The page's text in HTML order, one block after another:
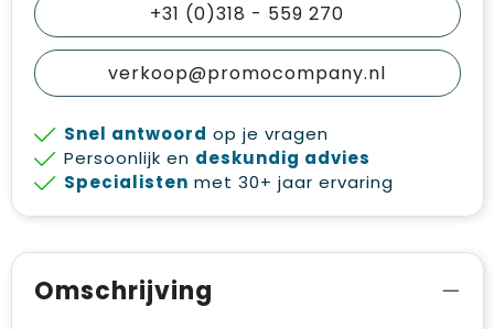
+31 (0)318 - 559 270
verkoop@promocompany.nl
Snel antwoord op je vragen
Persoonlijk en deskundig advies
Specialisten met 30+ jaar ervaring
Omschrijving